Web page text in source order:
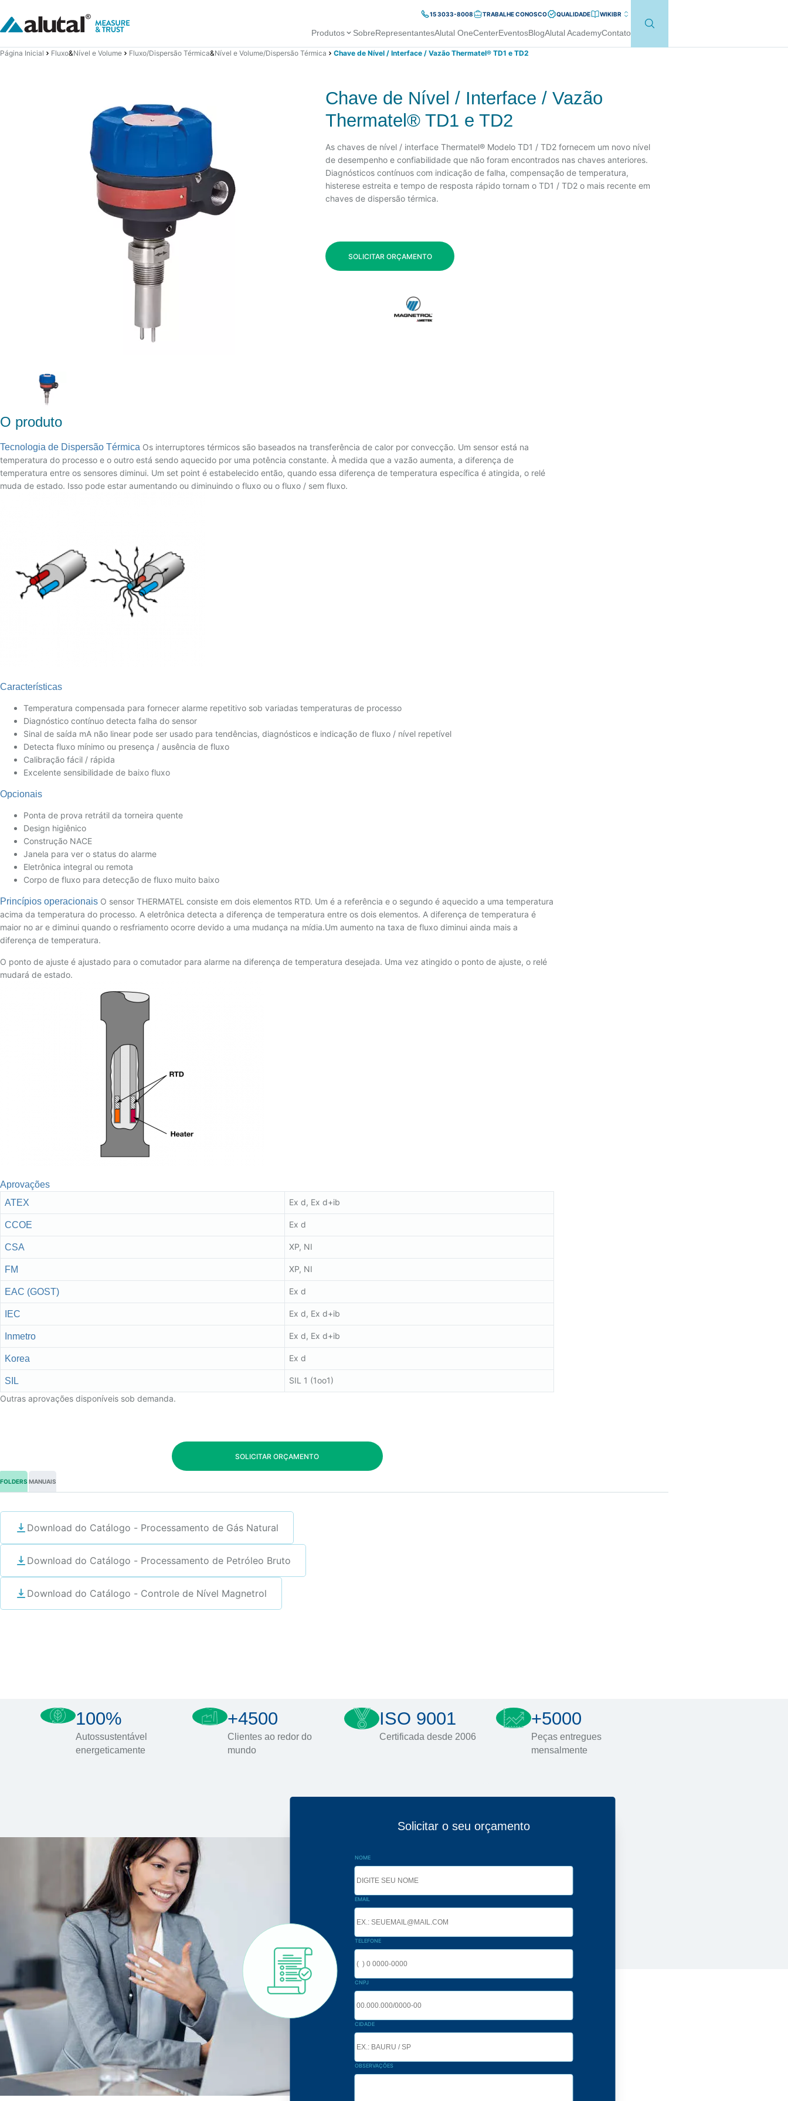
15 3033-8008 TRABALHE CONOSCO QUALIDADE WIKIBR
Produtos SobreRepresentantesAlutal OneCenterEventosBlogAlutal AcademyContato
Página Inicial Fluxo&Nível e Volume Fluxo/Dispersão Térmica&Nível e Volume/Dispersão Térmica Chave de Nível / Interface / Vazão Thermatel® TD1 e TD2
Chave de Nível / Interface / Vazão
Thermatel® TD1 e TD2
As chaves de nível / interface Thermatel® Modelo TD1 / TD2 fornecem um novo nível
de desempenho e confiabilidade que não foram encontrados nas chaves anteriores.
Diagnósticos contínuos com indicação de falha, compensação de temperatura,
histerese estreita e tempo de resposta rápido tornam o TD1 / TD2 o mais recente em
chaves de dispersão térmica.
SOLICITAR ORÇAMENTO
O produto
Tecnologia de Dispersão Térmica Os interruptores térmicos são baseados na transferência de calor por convecção. Um sensor está na
temperatura do processo e o outro está sendo aquecido por uma potência constante. À medida que a vazão aumenta, a diferença de
temperatura entre os sensores diminui. Um set point é estabelecido então, quando essa diferença de temperatura específica é atingida, o relé
muda de estado. Isso pode estar aumentando ou diminuindo o fluxo ou o fluxo / sem fluxo.
Características
Temperatura compensada para fornecer alarme repetitivo sob variadas temperaturas de processo
Diagnóstico contínuo detecta falha do sensor
Sinal de saída mA não linear pode ser usado para tendências, diagnósticos e indicação de fluxo / nível repetível
Detecta fluxo mínimo ou presença / ausência de fluxo
Calibração fácil / rápida
Excelente sensibilidade de baixo fluxo
Opcionais
Ponta de prova retrátil da torneira quente
Design higiênico
Construção NACE
Janela para ver o status do alarme
Eletrônica integral ou remota
Corpo de fluxo para detecção de fluxo muito baixo
Princípios operacionais O sensor THERMATEL consiste em dois elementos RTD. Um é a referência e o segundo é aquecido a uma temperatura
acima da temperatura do processo. A eletrônica detecta a diferença de temperatura entre os dois elementos. A diferença de temperatura é
maior no ar e diminui quando o resfriamento ocorre devido a uma mudança na mídia.Um aumento na taxa de fluxo diminui ainda mais a
diferença de temperatura.
O ponto de ajuste é ajustado para o comutador para alarme na diferença de temperatura desejada. Uma vez atingido o ponto de ajuste, o relé
mudará de estado.
Aprovações
ATEX
Ex d, Ex d+ib
CCOE Ex d
CSA XP, NI
FM XP, NI
EAC (GOST) Ex d
IEC Ex d, Ex d+ib
Inmetro Ex d, Ex d+ib
Korea Ex d
SIL
SIL 1 (1oo1)
Outras aprovações disponíveis sob demanda.
SOLICITAR ORÇAMENTO
FOLDERS MANUAIS
Download do Catálogo - Processamento de Gás Natural
Download do Catálogo - Processamento de Petróleo Bruto
Download do Catálogo - Controle de Nível Magnetrol
100%
Autossustentável
energeticamente
+4500
Clientes ao redor do
mundo
ISO 9001
Certificada desde 2006
+5000
Peças entregues
mensalmente
Solicitar o seu orçamento
NOME
EMAIL
TELEFONE
CNPJ
CIDADE
OBSERVAÇÕES